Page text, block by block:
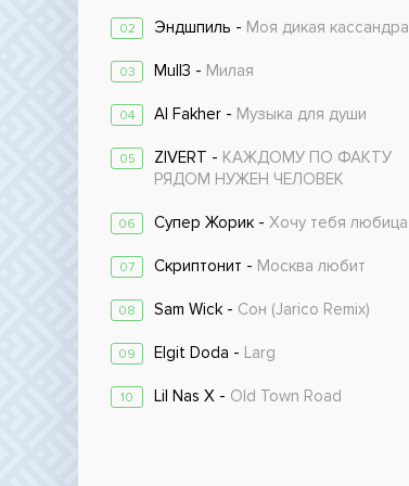
02 Эндшпиль - Моя дикая кассандра
03 Mull3 - Милая
04 Al Fakher - Музыка для души
05 ZIVERT - КАЖДОМУ ПО ФАКТУ
РЯДОМ НУЖЕН ЧЕЛОВЕК
06 Супер Жорик - Хочу тебя любица
07 Скриптонит - Москва любит
08 Sam Wick - Сон (Jarico Remix)
09 Elgit Doda - Larg
10 Lil Nas X - Old Town Road